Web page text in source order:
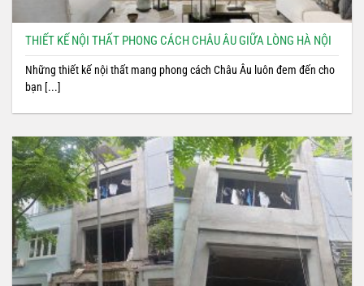
THIẾT KẾ NỘI THẤT PHONG CÁCH CHÂU ÂU GIỮA LÒNG HÀ NỘI
Những thiết kế nội thất mang phong cách Châu Âu luôn đem đến cho
bạn [...]